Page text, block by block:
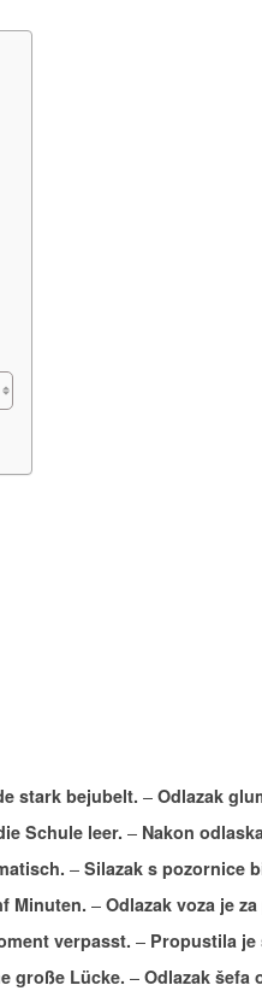
stark bejubelt. – Odlazak
Schule leer. – Nakon
– Silazak s pozornice
Minuten. – Odlazak voza je
verpasst. – Propustila je
große Lücke. – Odlazak šefa